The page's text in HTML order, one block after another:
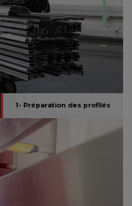
1- Préparation des profilés